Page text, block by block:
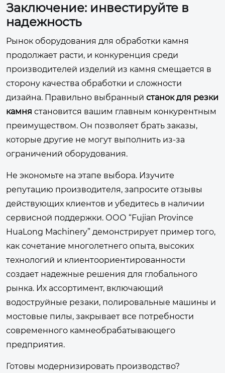
Заключение: инвестируйте в
надежность
Рынок оборудования для обработки камня
продолжает расти, и конкуренция среди
производителей изделий из камня смещается в
сторону качества обработки и сложности
дизайна. Правильно выбранный станок для резки
камня становится вашим главным конкурентным
преимуществом. Он позволяет брать заказы,
которые другие не могут выполнить из-за
ограничений оборудования.
Не экономьте на этапе выбора. Изучите
репутацию производителя, запросите отзывы
действующих клиентов и убедитесь в наличии
сервисной поддержки. ООО “Fujian Province
HuaLong Machinery” демонстрирует пример того,
как сочетание многолетнего опыта, высоких
технологий и клиентоориентированности
создает надежные решения для глобального
рынка. Их ассортимент, включающий
водоструйные резаки, полировальные машины и
мостовые пилы, закрывает все потребности
современного камнеобрабатывающего
предприятия.
Готовы модернизировать производство?